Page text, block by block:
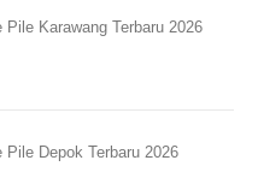
Pile Karawang Terbaru 2026
Pile Depok Terbaru 2026